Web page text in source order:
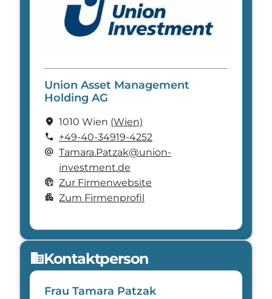
Union Asset Management
Holding AG
location_on 1010 Wien (Wien)
call +49-40-34919-4252
alternate_email Tamara.Patzak@union-
investment.de
captive_portal Zur Firmenwebsite
apartment Zum Firmenprofil
domainKontaktperson
Frau Tamara Patzak